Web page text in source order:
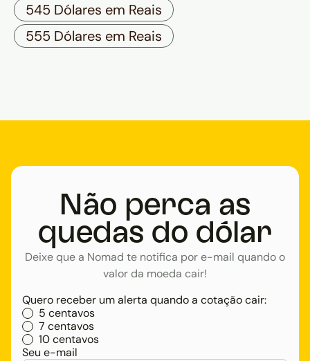
545 Dólares em Reais
555 Dólares em Reais
Não perca as
quedas do dólar
Deixe que a Nomad te notifica por e-mail quando o
valor da moeda cair!
Quero receber um alerta quando a cotação cair:
5 centavos
7 centavos
10 centavos
Seu e-mail